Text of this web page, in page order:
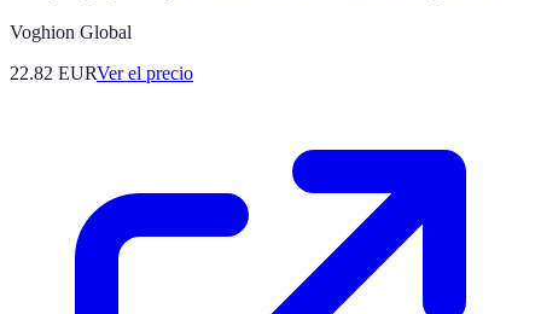
Voghion Global
22.82 EURVer el precio